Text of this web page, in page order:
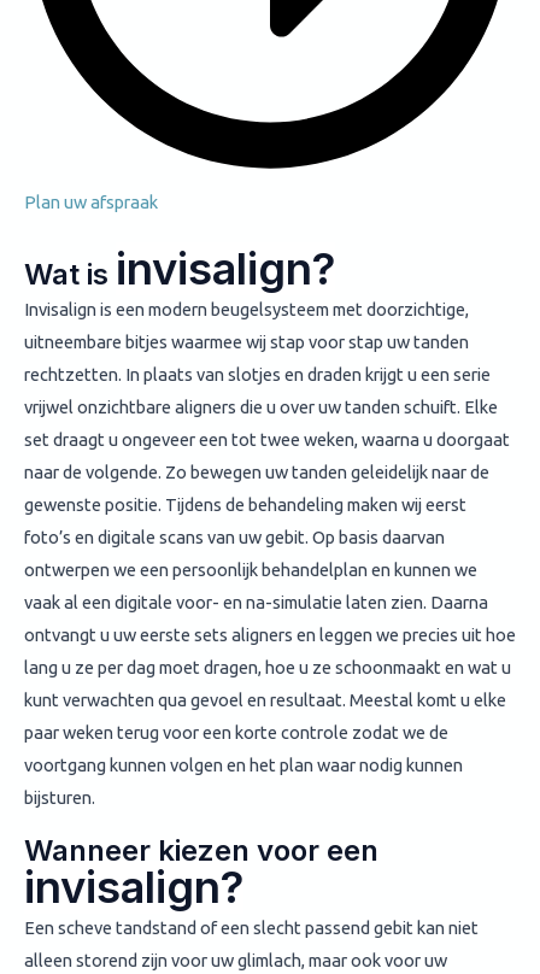
Plan uw afspraak
Wat is invisalign?
Invisalign is een modern beugelsysteem met doorzichtige,
uitneembare bitjes waarmee wij stap voor stap uw tanden
rechtzetten. In plaats van slotjes en draden krijgt u een serie
vrijwel onzichtbare aligners die u over uw tanden schuift. Elke
set draagt u ongeveer een tot twee weken, waarna u doorgaat
naar de volgende. Zo bewegen uw tanden geleidelijk naar de
gewenste positie. Tijdens de behandeling maken wij eerst
foto’s en digitale scans van uw gebit. Op basis daarvan
ontwerpen we een persoonlijk behandelplan en kunnen we
vaak al een digitale voor- en na-simulatie laten zien. Daarna
ontvangt u uw eerste sets aligners en leggen we precies uit hoe
lang u ze per dag moet dragen, hoe u ze schoonmaakt en wat u
kunt verwachten qua gevoel en resultaat. Meestal komt u elke
paar weken terug voor een korte controle zodat we de
voortgang kunnen volgen en het plan waar nodig kunnen
bijsturen.
Wanneer kiezen voor een
invisalign?
Een scheve tandstand of een slecht passend gebit kan niet
alleen storend zijn voor uw glimlach, maar ook voor uw